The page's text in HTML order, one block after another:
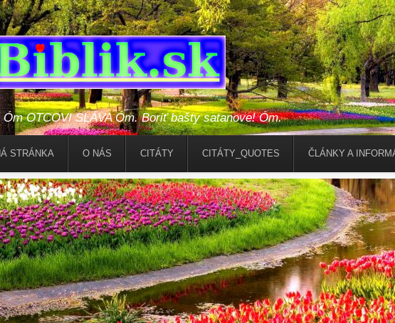
Óm OTCOVI SLÁVA Óm. Boriť bašty satanove! Óm.
STRÁNKA O NÁS CITÁTY CITÁTY_QUOTES ČLÁNKY A